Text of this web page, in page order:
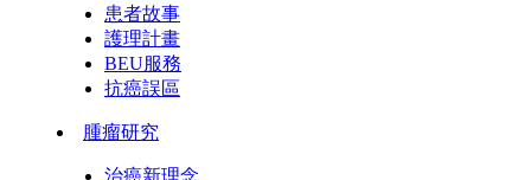
患者故事
護理計畫
BEU服務
抗癌誤區
腫瘤研究
治癌新理念